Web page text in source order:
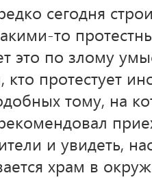
сегодня
то
это по злому
протестует
тому, на
и увидеть,
храм в